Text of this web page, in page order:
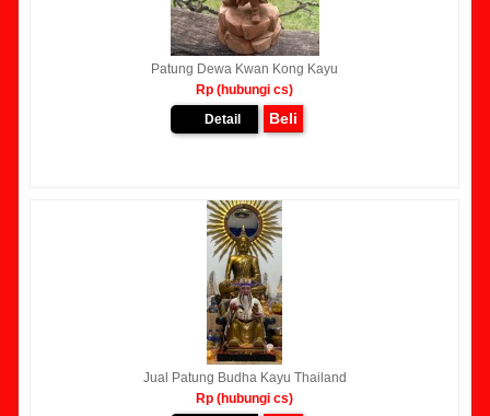
Patung Dewa Kwan Kong Kayu
Rp (hubungi cs)
Detail
Beli
Jual Patung Budha Kayu Thailand
Rp (hubungi cs)